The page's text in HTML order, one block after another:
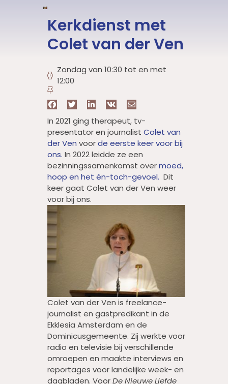
Kerkdienst met
Colet van der Ven
Zondag van 10:30 tot en met
12:00
In 2021 ging therapeut, tv-
presentator en journalist Colet van
der Ven voorde eerste keer voor bij
ons. In 2022 leidde ze een
bezinningssamenkomst overmoed,
hoop en het én-toch-gevoel. Dit
keer gaat Colet van der Ven weer
voor bij ons.
Colet van der Ven is freelance-
journalist en gastpredikant in de
Ekklesia Amsterdam en de
Dominicusgemeente. Zij werkte voor
radio en televisie bij verschillende
omroepen en maakte interviews en
reportages voor landelijke week- en
dagbladen. VoorDe Nieuwe Liefde